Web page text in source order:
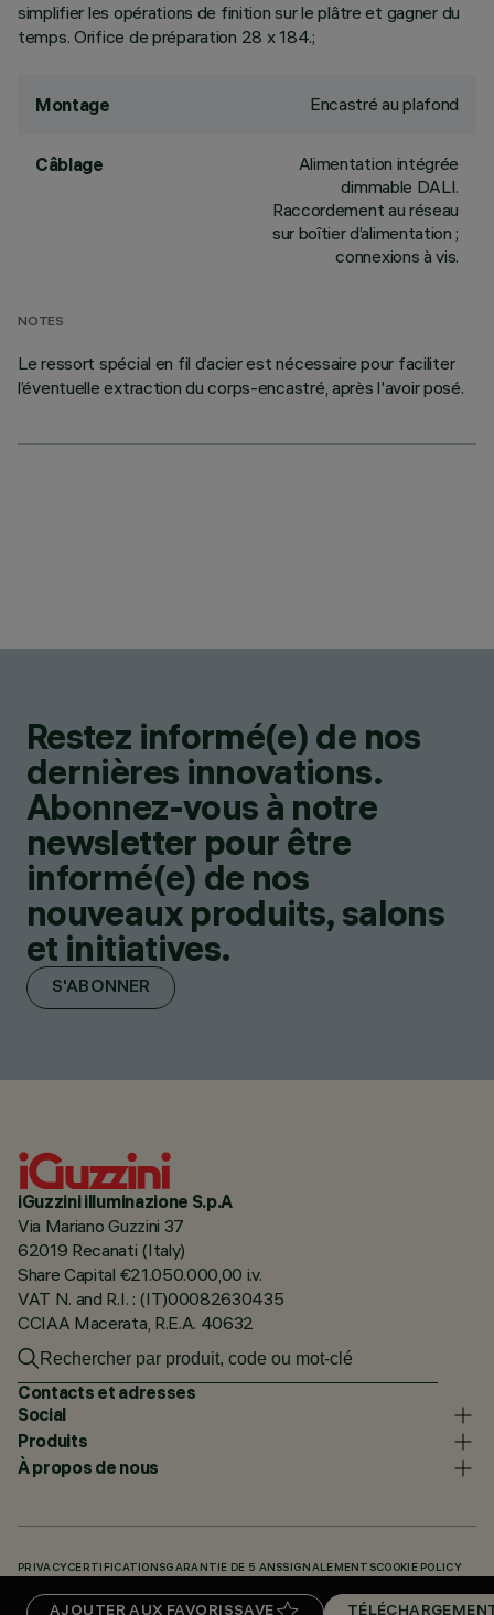
simplifier les opérations de finition sur le plâtre et gagner du
temps. Orifice de préparation 28 x 184.;
Montage Encastré au plafond
Câblage
Alimentation intégrée
dimmable DALI.
Raccordement au réseau
sur boîtier d’alimentation ;
connexions à vis.
NOTES
Le ressort spécial en fil d’acier est nécessaire pour faciliter
l’éventuelle extraction du corps-encastré, après l'avoir posé.
Restez informé(e) de nos
dernières innovations.
Abonnez-vous à notre
newsletter pour être
informé(e) de nos
nouveaux produits, salons
et initiatives.
S'ABONNER
iGuzzini illuminazione S.p.A
Via Mariano Guzzini 37
62019 Recanati (Italy)
Share Capital €21.050.000,00 i.v.
VAT N. and R.I. : (IT)00082630435
CCIAA Macerata, R.E.A. 40632
Contacts et adresses
Social
Produits
À propos de nous
PRIVACY CERTIFICATIONSGARANTIE DE 5 ANSSIGNALEMENTSCOOKIE POLICY